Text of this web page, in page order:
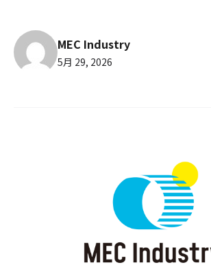
MEC Industry
5月 29, 2026